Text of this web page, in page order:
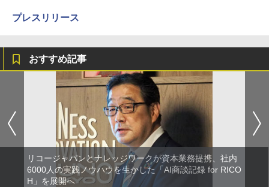
プレスリリース
おすすめ記事
リコージャパンとナレッジワークが資本業務提携、社内
6000人の実践ノウハウを生かした「AI商談記録 for RICO
H」を展開へ